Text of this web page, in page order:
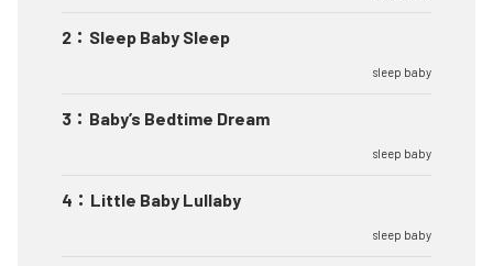
2 ： Sleep Baby Sleep
sleep baby
3 ： Baby’s Bedtime Dream
sleep baby
4 ： Little Baby Lullaby
sleep baby